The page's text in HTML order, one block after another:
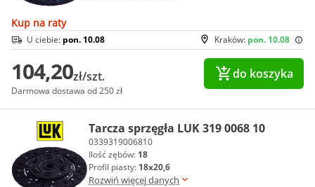
Kup na raty
Kraków: pon. 10.08
U ciebie: pon. 10.08
104,20zł/szt.
Darmowa dostawa od 250 zł
do koszyka
Tarcza sprzęgła LUK 319 0068 10
0339319006810
Ilość zębów: 18
Profil piasty: 18x20,6
Rozwiń więcej danych